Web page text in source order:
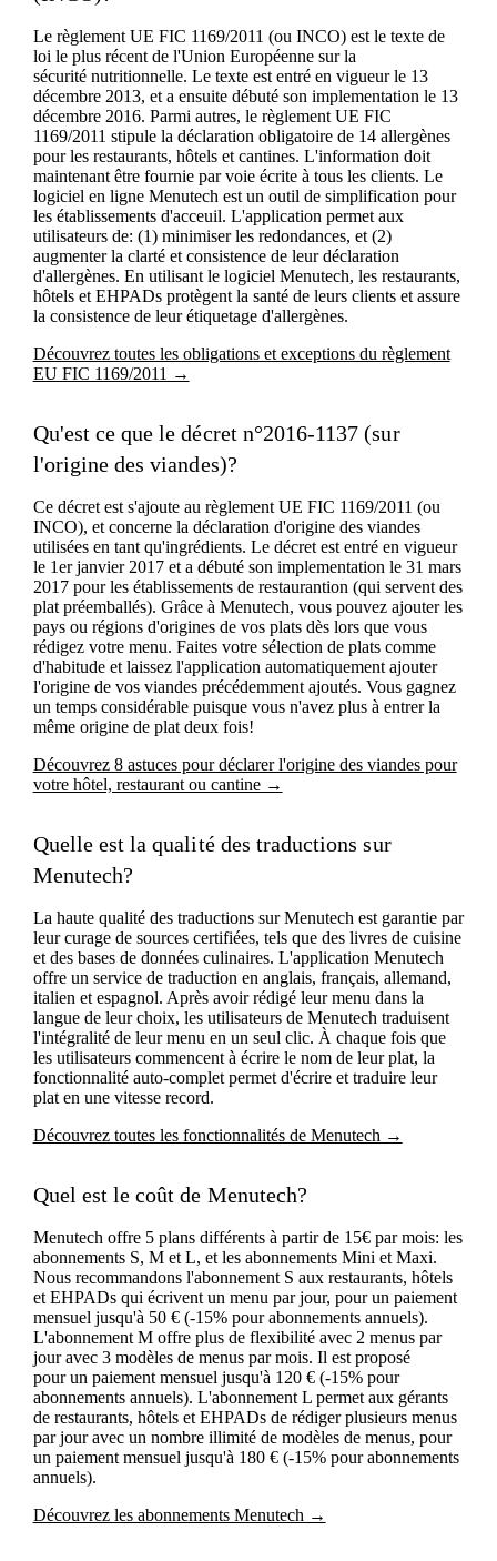
Le règlement UE FIC 1169/2011 (ou INCO) est le texte de
loi le plus récent de l'Union Européenne sur la
sécurité nutritionnelle. Le texte est entré en vigueur le 13
décembre 2013, et a ensuite débuté son implementation le 13
décembre 2016. Parmi autres, le règlement UE FIC
1169/2011 stipule la déclaration obligatoire de 14 allergènes
pour les restaurants, hôtels et cantines. L'information doit
maintenant être fournie par voie écrite à tous les clients. Le
logiciel en ligne Menutech est un outil de simplification pour
les établissements d'acceuil. L'application permet aux
utilisateurs de: (1) minimiser les redondances, et (2)
augmenter la clarté et consistence de leur déclaration
d'allergènes. En utilisant le logiciel Menutech, les restaurants,
hôtels et EHPADs protègent la santé de leurs clients et assure
la consistence de leur étiquetage d'allergènes.
Découvrez toutes les obligations et exceptions du règlement
EU FIC 1169/2011 →
Qu'est ce que le décret n°2016-1137 (sur
l'origine des viandes)?
Ce décret est s'ajoute au règlement UE FIC 1169/2011 (ou
INCO), et concerne la déclaration d'origine des viandes
utilisées en tant qu'ingrédients. Le décret est entré en vigueur
le 1er janvier 2017 et a débuté son implementation le 31 mars
2017 pour les établissements de restaurantion (qui servent des
plat préemballés). Grâce à Menutech, vous pouvez ajouter les
pays ou régions d'origines de vos plats dès lors que vous
rédigez votre menu. Faites votre sélection de plats comme
d'habitude et laissez l'application automatiquement ajouter
l'origine de vos viandes précédemment ajoutés. Vous gagnez
un temps considérable puisque vous n'avez plus à entrer la
même origine de plat deux fois!
Découvrez 8 astuces pour déclarer l'origine des viandes pour
votre hôtel, restaurant ou cantine →
Quelle est la qualité des traductions sur
Menutech?
La haute qualité des traductions sur Menutech est garantie par
leur curage de sources certifiées, tels que des livres de cuisine
et des bases de données culinaires. L'application Menutech
offre un service de traduction en anglais, français, allemand,
italien et espagnol. Après avoir rédigé leur menu dans la
langue de leur choix, les utilisateurs de Menutech traduisent
l'intégralité de leur menu en un seul clic. À chaque fois que
les utilisateurs commencent à écrire le nom de leur plat, la
fonctionnalité auto-complet permet d'écrire et traduire leur
plat en une vitesse record.
Découvrez toutes les fonctionnalités de Menutech →
Quel est le coût de Menutech?
Menutech offre 5 plans différents à partir de 15€ par mois: les
abonnements S, M et L, et les abonnements Mini et Maxi.
Nous recommandons l'abonnement S aux restaurants, hôtels
et EHPADs qui écrivent un menu par jour, pour un paiement
mensuel jusqu'à 50 € (-15% pour abonnements annuels).
L'abonnement M offre plus de flexibilité avec 2 menus par
jour avec 3 modèles de menus par mois. Il est proposé
pour un paiement mensuel jusqu'à 120 € (-15% pour
abonnements annuels). L'abonnement L permet aux gérants
de restaurants, hôtels et EHPADs de rédiger plusieurs menus
par jour avec un nombre illimité de modèles de menus, pour
un paiement mensuel jusqu'à 180 € (-15% pour abonnements
annuels).
Découvrez les abonnements Menutech →